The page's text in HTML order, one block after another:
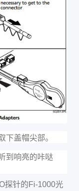
下盖帽尖部。
到响亮的咔哒
探针的Fi-1000光